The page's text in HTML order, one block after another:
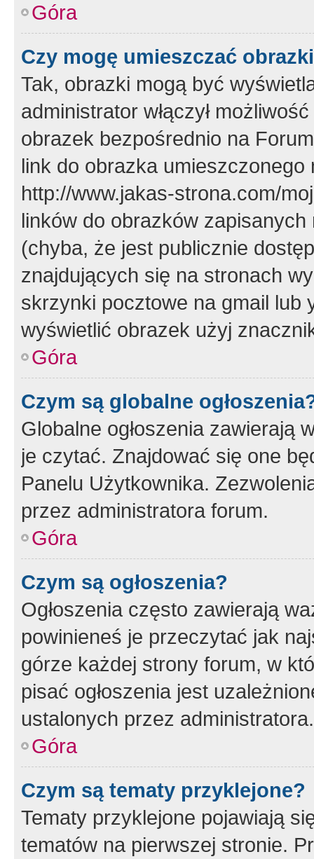
Góra
Czy mogę umieszczać
Tak, obrazki mogą być
administrator włączył
obrazek bezpośrednio na
link do obrazka
http://www.jakas-strona.com/
linków do obrazków
(chyba, że jest publicznie
znajdujących się na stronach
skrzynki pocztowe na gmail lub
wyświetlić obrazek użyj
Góra
Czym są globalne
Globalne ogłoszenia zawierają
je czytać. Znajdować się one
Panelu Użytkownika.
przez administratora forum.
Góra
Czym są ogłoszenia?
Ogłoszenia często zawierają
powinieneś je przeczytać jak
górze każdej strony forum, w
pisać ogłoszenia jest
ustalonych przez administratora.
Góra
Czym są tematy przyklejone?
Tematy przyklejone pojawiają
tematów na pierwszej stronie.